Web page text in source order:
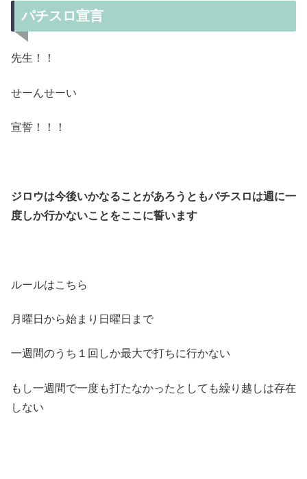
パチスロ宣言
先生！！
せーんせーい
宣誓！！！
ジロウは今後いかなることがあろうともパチスロは週に一
度しか行かないことをここに誓います
ルールはこちら
月曜日から始まり日曜日まで
一週間のうち１回しか最大で打ちに行かない
もし一週間で一度も打たなかったとしても繰り越しは存在
しない